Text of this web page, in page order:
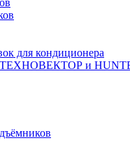
для кондиционера
ТЕХНОВЕКТОР и